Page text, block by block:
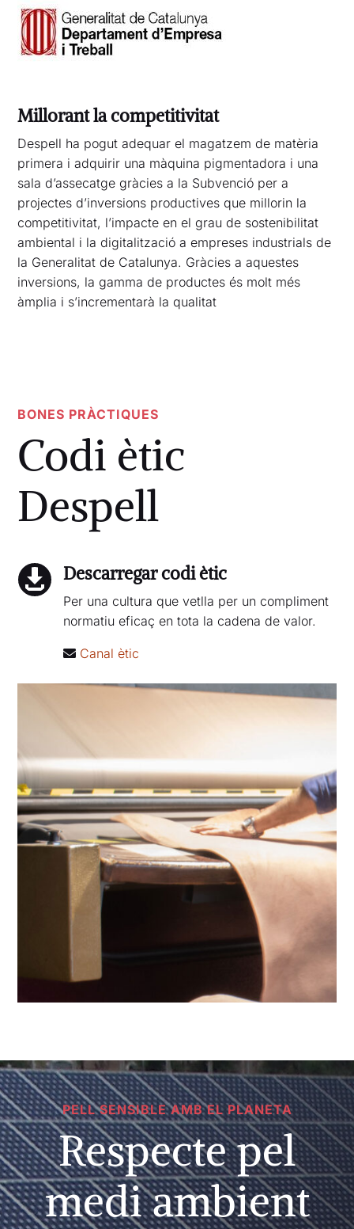
Millorant la competitivitat
Despell ha pogut adequar el magatzem de matèria
primera i adquirir una màquina pigmentadora i una
sala d’assecatge gràcies a la Subvenció per a
projectes d’inversions productives que millorin la
competitivitat, l’impacte en el grau de sostenibilitat
ambiental i la digitalització a empreses industrials de
la Generalitat de Catalunya. Gràcies a aquestes
inversions, la gamma de productes és molt més
àmplia i s’incrementarà la qualitat
BONES PRÀCTIQUES
Codi ètic
Despell
 Descarregar codi ètic
Per una cultura que vetlla per un compliment
normatiu eficaç en tota la cadena de valor.
Canal ètic
PELL SENSIBLE AMB EL PLANETA
Respecte pel
medi ambient